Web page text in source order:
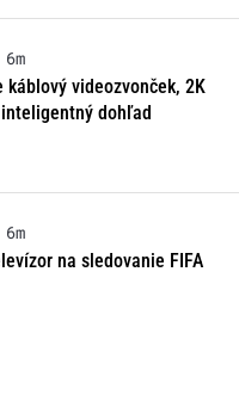
6m
káblový videozvonček, 2K
dohľad
6m
na sledovanie FIFA